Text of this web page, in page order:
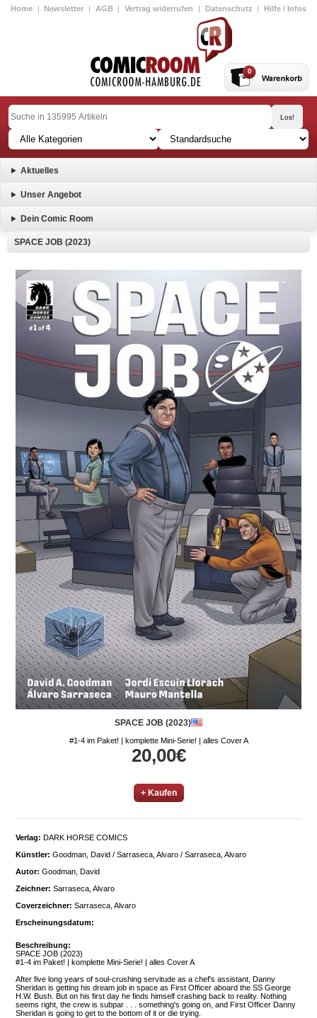
Home | Newsletter | AGB | Vertrag widerrufen | Datenschutz | Hilfe / Infos
0
Aktuelles
Unser Angebot
Dein Comic Room
SPACE JOB (2023)
SPACE JOB (2023)
#1-4 im Paket! | komplette Mini-Serie! | alles Cover A
20,00€
+ Kaufen
Verlag: DARK HORSE COMICS
Künstler: Goodman, David / Sarraseca, Alvaro / Sarraseca, Alvaro
Autor: Goodman, David
Zeichner: Sarraseca, Alvaro
Coverzeichner: Sarraseca, Alvaro
Erscheinungsdatum:
Beschreibung:
SPACE JOB (2023)
#1-4 im Paket! | komplette Mini-Serie! | alles Cover A
After five long years of soul-crushing servitude as a chef's assistant, Danny
Sheridan is getting his dream job in space as First Officer aboard the SS George
H.W. Bush. But on his first day he finds himself crashing back to reality. Nothing
seems right, the crew is subpar . . . something's going on, and First Officer Danny
Sheridan is going to get to the bottom of it or die trying.